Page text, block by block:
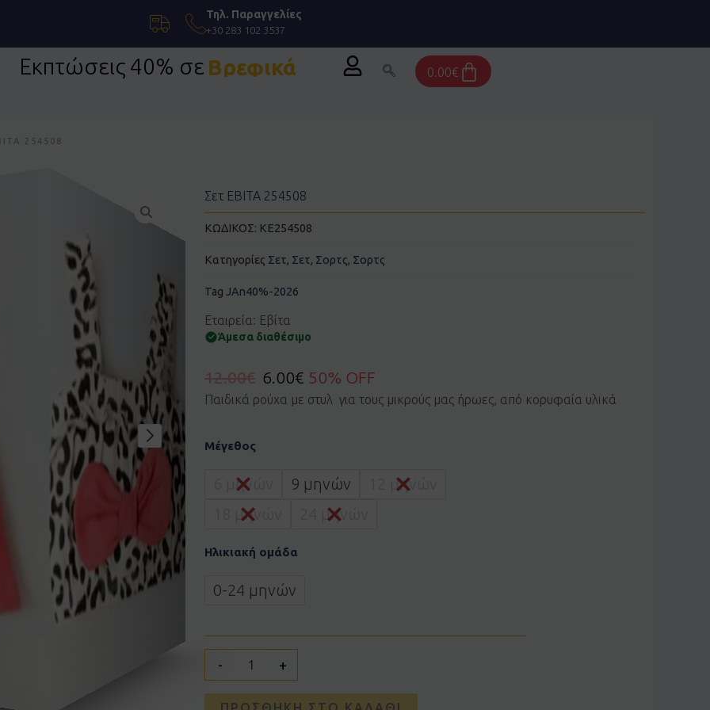
Τηλ. Παραγγελίες
+30 283 102 3537
Εκπτώσεις 40% σε Βρεφικά 0.00€Cart
254508
Σετ EBITA 254508
ΚΩΔΙΚΟΣ: KE254508
Κατηγορίες Σετ, Σετ, Σορτς, Σορτς
Tag JAn40%-2026
Εταιρεία: Εβίτα
Άμεσα διαθέσιμο
12.00€ 6.00€ 50% OFF
Παιδικά ρούχα με στυλ για τους μικρούς μας ήρωες, από κορυφαία υλικά
Μέγεθος
6 μηνών 9 μηνών
12 μηνών
18 μηνών
24 μηνών
Ηλικιακή ομάδα
0-24 μηνών
-
EBITA
ποσότητα
+